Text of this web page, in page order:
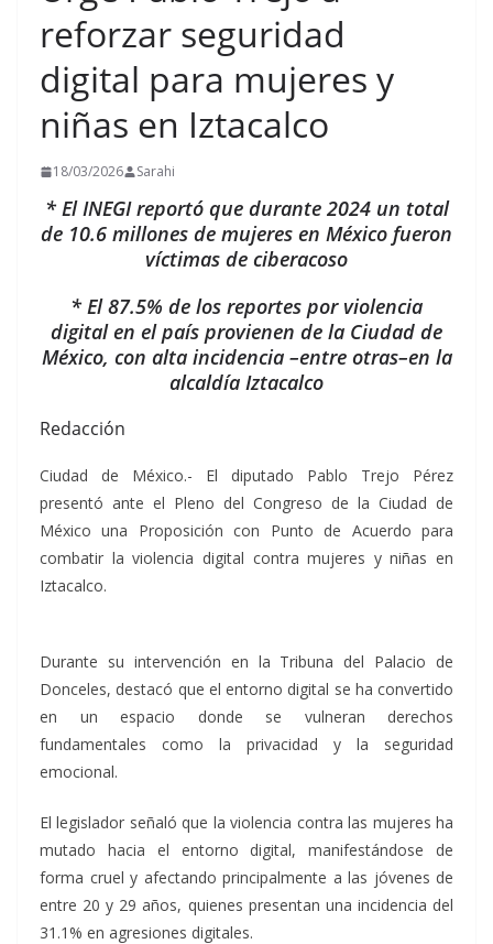
reforzar seguridad
digital para mujeres y
niñas en Iztacalco
18/03/2026 Sarahi
* El INEGI reportó que durante 2024 un total
de 10.6 millones de mujeres en México fueron
víctimas de ciberacoso
* El 87.5% de los reportes por violencia
digital en el país provienen de la Ciudad de
México, con alta incidencia –entre otras–en la
alcaldía Iztacalco
Redacción
Ciudad de México.- El diputado Pablo Trejo Pérez
presentó ante el Pleno del Congreso de la Ciudad de
México una Proposición con Punto de Acuerdo para
combatir la violencia digital contra mujeres y niñas en
Iztacalco.
Durante su intervención en la Tribuna del Palacio de
Donceles, destacó que el entorno digital se ha convertido
en un espacio donde se vulneran derechos
fundamentales como la privacidad y la seguridad
emocional.
El legislador señaló que la violencia contra las mujeres ha
mutado hacia el entorno digital, manifestándose de
forma cruel y afectando principalmente a las jóvenes de
entre 20 y 29 años, quienes presentan una incidencia del
31.1% en agresiones digitales.